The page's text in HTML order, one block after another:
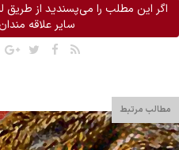
اگر این مطلب را می‌پسندید از طریق
سایر علاقه
مطالب مرتبط